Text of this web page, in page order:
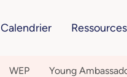
Calendrier Ressources
WEP Young